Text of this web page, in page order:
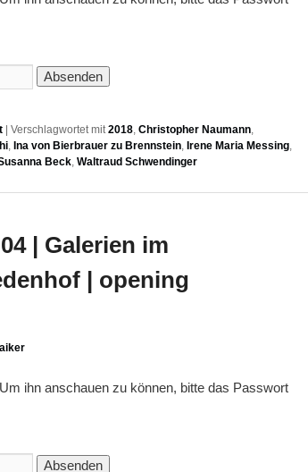
Verschlagwortet mit 2018, Christopher Naumann,
, Ina von Bierbrauer zu Brennstein, Irene Maria Messing,
Beck, Waltraud Schwendinger
| Galerien im
| opening
ihn anschauen zu können, bitte das Passwort